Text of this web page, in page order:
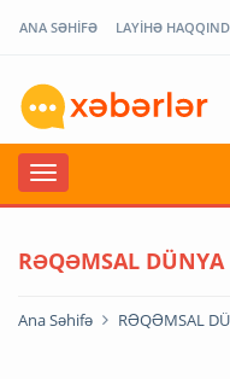
ANA SƏHİFƏ LAYİHƏ
RƏQƏMSAL DÜNYA
Ana Səhifə RƏQƏMSAL